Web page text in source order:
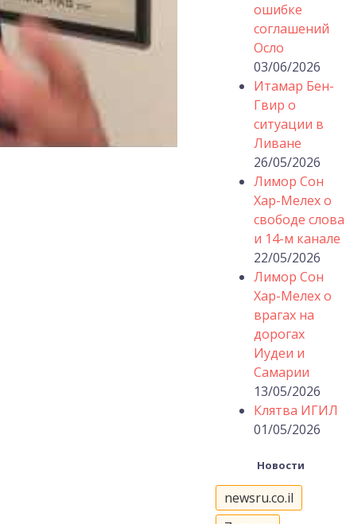
ошибке
соглашений
Осло
03/06/2026
Итамар Бен-
Гвир о
ситуации в
Ливане
26/05/2026
Лимор Сон
Хар-Мелех о
свободе слова
и 14-м канале
22/05/2026
Лимор Сон
Хар-Мелех о
врагах на
дорогах
Иудеи и
Самарии
13/05/2026
Клятва ИГИЛ
01/05/2026
Новости
newsru.co.il